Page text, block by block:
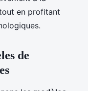
en profitant
de